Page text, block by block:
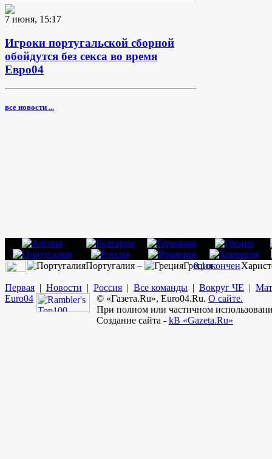
7 июня, 15:17
Игроки португальской сборной
обойдутся без секса во время
Евро04
все новости ...
Португалия – Греция
0:1окончен
Первая | Новости | Россия | Все команды | Вокруг ЧЕ |
Euro04 © «Газета.Ru», Euro04.Ru. О сайте.
При полном или частичном
Создание сайта - kB «Gazeta.Ru»